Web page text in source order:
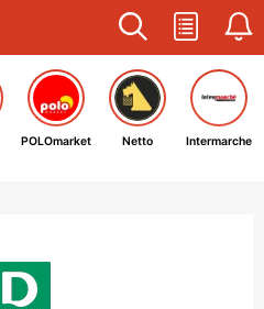
POLOmarket Netto Intermarche